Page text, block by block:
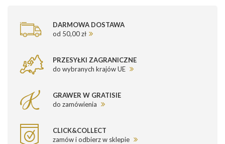
DARMOWA DOSTAWA
od 50,00 zł
PRZESYŁKI ZAGRANICZNE
do wybranych krajów UE
GRAWER W GRATISIE
do zamówienia
CLICK&COLLECT
zamów i odbierz w sklepie